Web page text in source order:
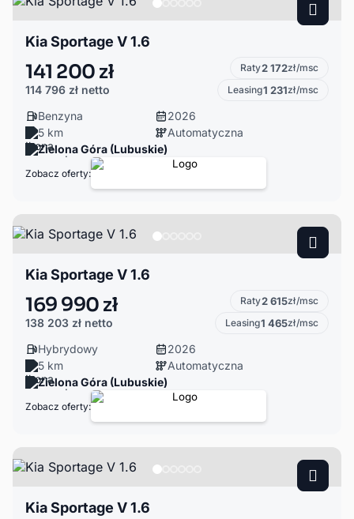
Kia Sportage V 1.6
141 200 zł
114 796 zł netto
Raty2 172zł/msc
Leasing1 231zł/msc
Benzyna
2026
5 km
Automatyczna
Zielona Góra (Lubuskie)
Zobacz oferty:
Kia Sportage V 1.6
169 990 zł
138 203 zł netto
Raty2 615zł/msc
Leasing1 465zł/msc
Hybrydowy
2026
5 km
Automatyczna
Zielona Góra (Lubuskie)
Zobacz oferty:
Kia Sportage V 1.6